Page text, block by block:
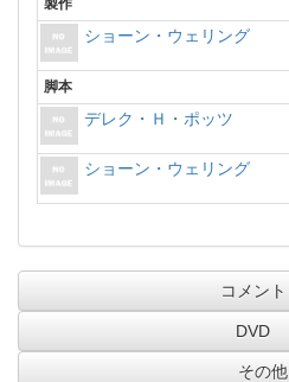
製作
ショーン・ウェリング
脚本
デレク・Ｈ・ポッツ
ショーン・ウェリング
コメント
DVD
その他